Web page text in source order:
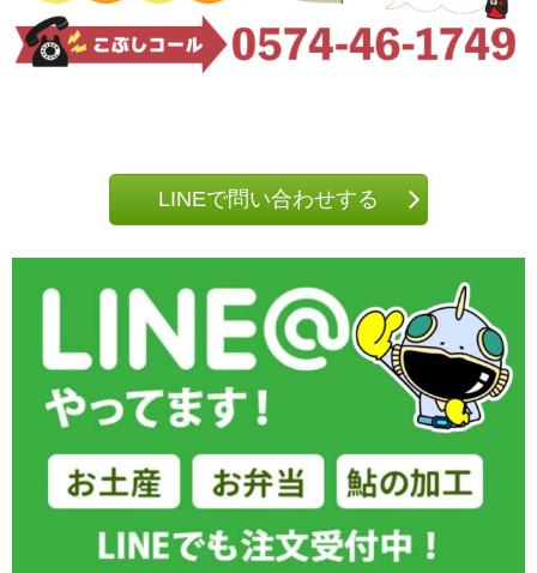
LINEで問い合わせする